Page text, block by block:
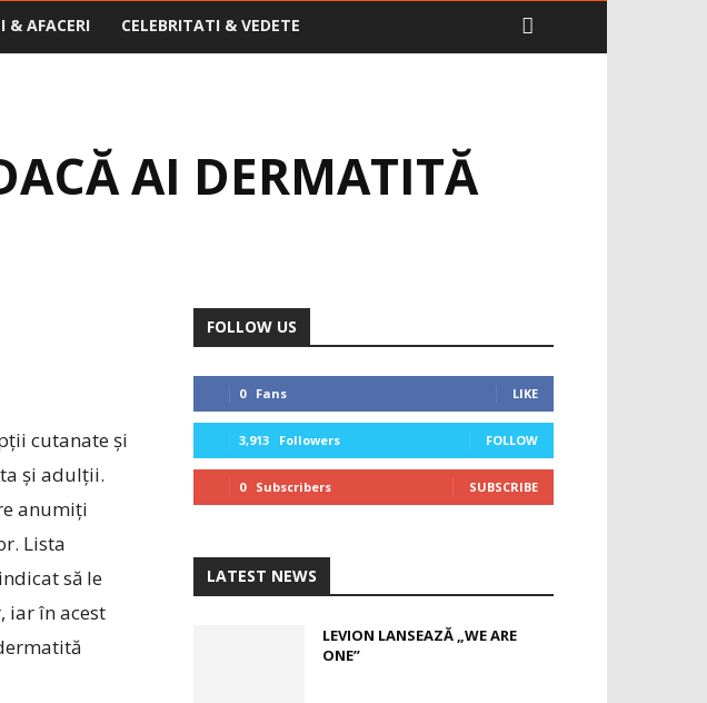
& AFACERI CELEBRITATI & VEDETE
AI DERMATITĂ
cutanate și
și adulții.
anumiți
Lista
să le
iar în acest
FOLLOW US
0 Fans LIKE
3,913 Followers FOLLOW
0 Subscribers SUBSCRIBE
LATEST NEWS
LEVION LANSEAZĂ „WE ARE
ONE”